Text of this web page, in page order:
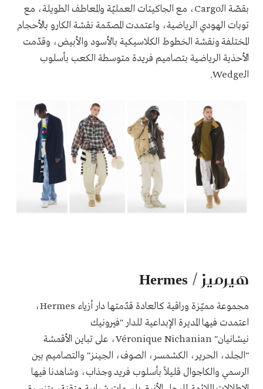
بقصّة الـCargo، مع الجاكيتات العمليّة والمعاطف الطويلة، مع
توبات الهودي الرياضية، واعتمدت المصمّمة نقشة الكارو بالأحجام
المختلفة ونقشة الخطوط الكلاسيكية بالأسود والأبيض، وقدّمت
الأحذية الرياضية بتصاميم فريدة متوسطة الكعب بأسلوب
هيرميز / Hermes
مجموعة مميّزة وراقية كالعادة قدّمتها دار أزياء Hermes،
اعتمدت فيها المديرة الإبداعية للدار "فيرونيك
نيشانيان" Véronique Nichanian، على تباين الأقمشة
"الجلد، الحرير، الكشمسر، الصوف، الجينز" والتصاميم بين
الرسمي والكاجوال قليلاً بأسلوب فريد وجذاب، وشاهدنا فيها